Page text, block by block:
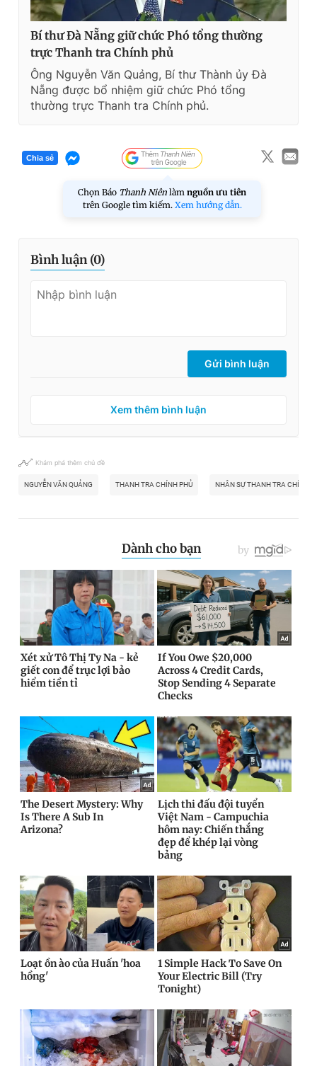
Bí thư Đà Nẵng giữ chức Phó tổng thường
trực Thanh tra Chính phủ
Ông Nguyễn Văn Quảng, Bí thư Thành ủy Đà
Nẵng được bổ nhiệm giữ chức Phó tổng
thường trực Thanh tra Chính phủ.
Chia sẻ
Chọn Báo Thanh Niên làm nguồn ưu tiên
trên Google tìm kiếm. Xem hướng dẫn.
Bình luận (0)
Gửi bình luận
Xem thêm bình luận
Khám phá thêm chủ đề
NGUYỄN VĂN QUẢNG THANH TRA CHÍNH PHỦ NHÂN SỰ THANH TRA CHÍNH